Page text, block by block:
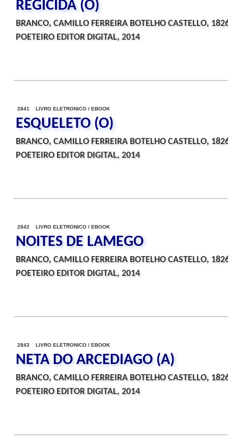
REGICIDA (O)
BRANCO, CAMILLO FERREIRA BOTELHO CASTELLO,
POETEIRO EDITOR DIGITAL, 2014
2841 LIVRO ELETRONICO / EBOOK
ESQUELETO (O)
BRANCO, CAMILLO FERREIRA BOTELHO CASTELLO,
POETEIRO EDITOR DIGITAL, 2014
2842 LIVRO ELETRONICO / EBOOK
NOITES DE LAMEGO
BRANCO, CAMILLO FERREIRA BOTELHO CASTELLO,
POETEIRO EDITOR DIGITAL, 2014
2843 LIVRO ELETRONICO / EBOOK
NETA DO ARCEDIAGO (A)
BRANCO, CAMILLO FERREIRA BOTELHO CASTELLO,
POETEIRO EDITOR DIGITAL, 2014